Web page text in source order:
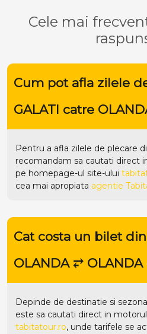
Cele mai
Cum pot afla zilele
GALATI catre
Pentru a afla zilele de plecare
recomandam sa cautati direct
pe homepage-ul site-ului
cea mai apropiata agentie
Cat costa un bilet
OLANDA ⥂ OLANDA
Depinde de destinatie si
este sa cautati direct in
tabitatour.ro, unde tarifele se